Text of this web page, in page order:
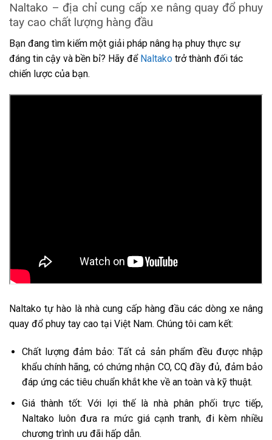
Naltako – địa chỉ cung cấp xe nâng quay đổ phuy
tay cao chất lượng hàng đầu
Bạn đang tìm kiếm một giải pháp nâng hạ phuy thực sự
đáng tin cậy và bền bỉ? Hãy để Naltako trở thành đối tác
chiến lược của bạn.
Naltako tự hào là nhà cung cấp hàng đầu các dòng xe nâng
quay đổ phuy tay cao tại Việt Nam. Chúng tôi cam kết:
Chất lượng đảm bảo: Tất cả sản phẩm đều được nhập
khẩu chính hãng, có chứng nhận CO, CQ đầy đủ, đảm bảo
đáp ứng các tiêu chuẩn khắt khe về an toàn và kỹ thuật.
Giá thành tốt: Với lợi thế là nhà phân phối trực tiếp,
Naltako luôn đưa ra mức giá cạnh tranh, đi kèm nhiều
chương trình ưu đãi hấp dẫn.